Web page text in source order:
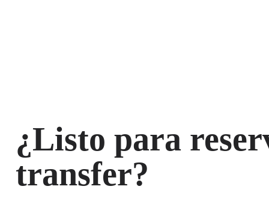
¿Listo para
transfer?